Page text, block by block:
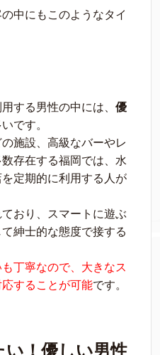
中にもこのようなタイ
する男性の中には、 優
です。
施設、高級なバーやレ
存在する福岡では、水
定期的に利用する人が
おり、スマートに遊ぶ
紳士的な態度で接する
丁寧なので、大きなス
することが可能です。
！優しい男性